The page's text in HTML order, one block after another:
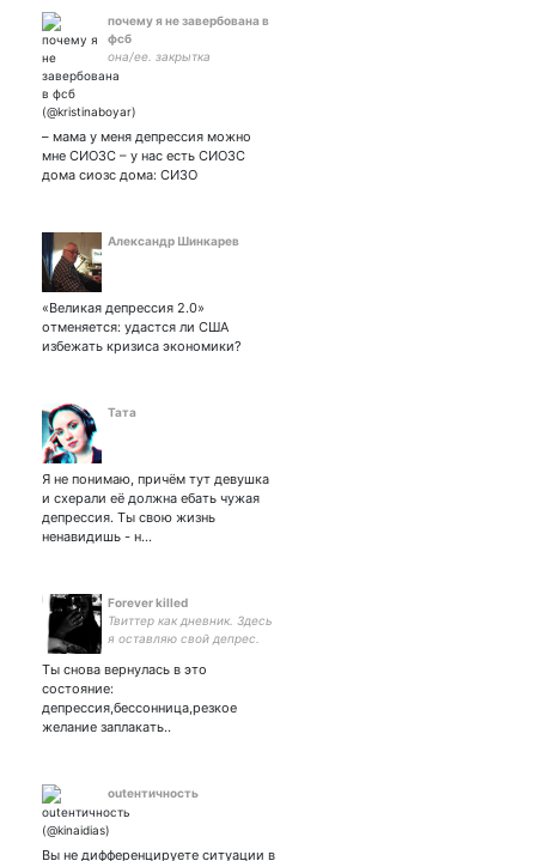
почему я не завербована в
фсб
она/ее. закрытка
– мама у меня депрессия можно
мне СИОЗС – у нас есть СИОЗС
дома сиозс дома: СИЗО
Александр Шинкарев
«Великая депрессия 2.0»
отменяется: удастся ли США
избежать кризиса экономики?
Тата
Я не понимаю, причём тут девушка
и схерали её должна ебать чужая
депрессия. Ты свою жизнь
ненавидишь - н…
Forever killed
Твиттер как дневник. Здесь
я оставляю свой депрес.
Ты снова вернулась в это
состояние:
депрессия,бессонница,резкое
желание заплакать..
outентичность
Вы не дифференцируете ситуации в